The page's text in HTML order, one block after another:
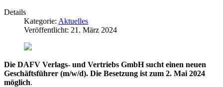
Details
Kategorie: Aktuelles
Veröffentlicht: 21. März 2024
Die DAFV Verlags- und Vertriebs GmbH sucht einen neuen
Geschäftsführer (m/w/d). Die Besetzung ist zum 2. Mai 2024
möglich.